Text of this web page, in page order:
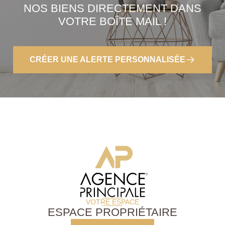
NOS BIENS DIRECTEMENT DANS
VOTRE BOÎTE MAIL !
CRÉER UNE ALERTE PERSONNALISÉE
VOTRE ESPACE
ESPACE PROPRIÉTAIRE